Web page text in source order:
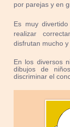
por parejas y en
Es muy
realizar
disfrutan mucho
En los diversos
dibujos de
discriminar el